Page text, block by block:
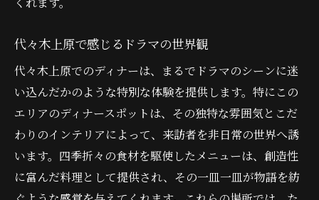
代々木上原で感じるドラマの世界観
代々木上原でのディナーは、まるでドラマのシーンに迷
い込んだかのような特別な体験を提供します。特にこの
エリアのディナースポットは、その独特な雰囲気とこだ
わりのインテリアによって、来訪者を非日常の世界へ誘
います。四季折々の食材を駆使したメニューは、創造性
に富んだ料理として提供され、その一皿一皿が物語を紡